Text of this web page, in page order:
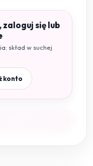
zaloguj się lub
skład w suchej
konto